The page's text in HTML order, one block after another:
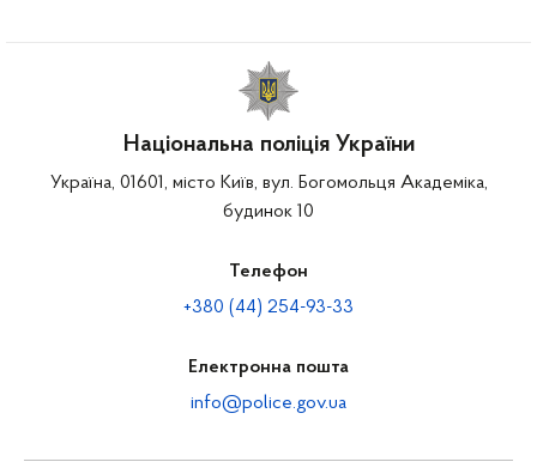
Національна поліція України
Україна, 01601, місто Київ, вул. Богомольця Академіка,
будинок 10
Телефон
+380 (44) 254-93-33
Електронна пошта
info@police.gov.ua